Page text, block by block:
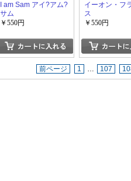
I am Sam アイ?アム?
サム
￥550円
イーオン・フ
ス
￥550円
前ページ 1 … 107